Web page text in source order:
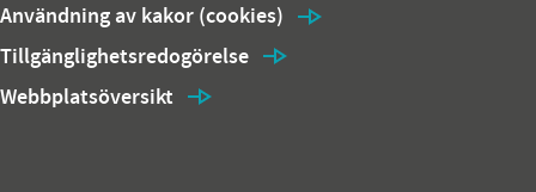
Användning av kakor (cookies)
Tillgänglighetsredogörelse
Webbplatsöversikt